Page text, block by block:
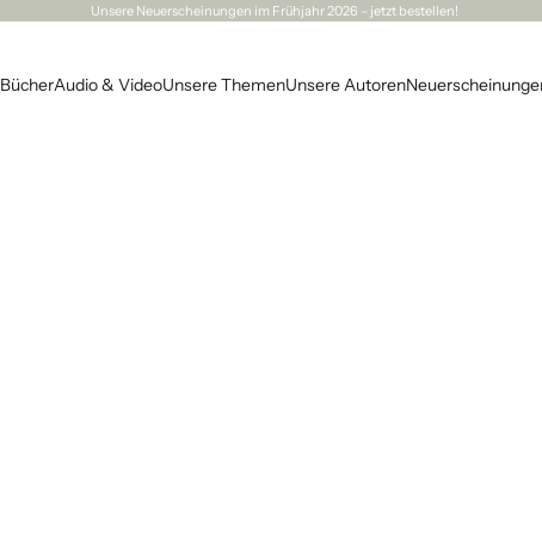
Unsere Neuerscheinungen im Frühjahr 2026 – jetzt bestellen!
BücherAudio & VideoUnsere ThemenUnsere Autoren